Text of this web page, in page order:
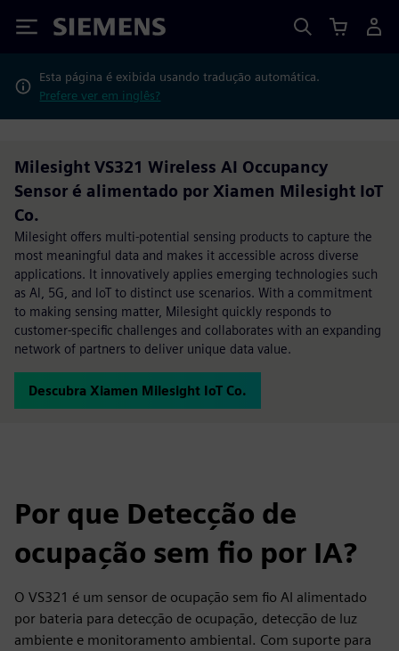
Siemens
Esta página é exibida usando tradução automática.
Prefere ver em inglês?
Milesight VS321 Wireless AI Occupancy
Sensor é alimentado por Xiamen Milesight IoT
Co.
Milesight offers multi-potential sensing products to capture the
most meaningful data and makes it accessible across diverse
applications. It innovatively applies emerging technologies such
as Al, 5G, and loT to distinct use scenarios. With a commitment
to making sensing matter, Milesight quickly responds to
customer-specific challenges and collaborates with an expanding
network of partners to deliver unique data value.
Descubra Xiamen Milesight IoT Co.
Por que Detecção de
ocupação sem fio por IA?
O VS321 é um sensor de ocupação sem fio AI alimentado
por bateria para detecção de ocupação, detecção de luz
ambiente e monitoramento ambiental. Com suporte para